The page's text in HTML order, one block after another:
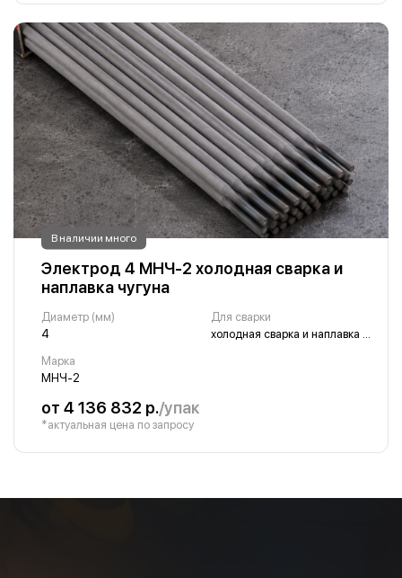
В наличии много
Электрод 4 МНЧ-2 холодная сварка и
наплавка чугуна
Диаметр (мм)
4
Для сварки
Марка
МНЧ-2
от 4 136 832 р./упак
*актуальная цена по запросу